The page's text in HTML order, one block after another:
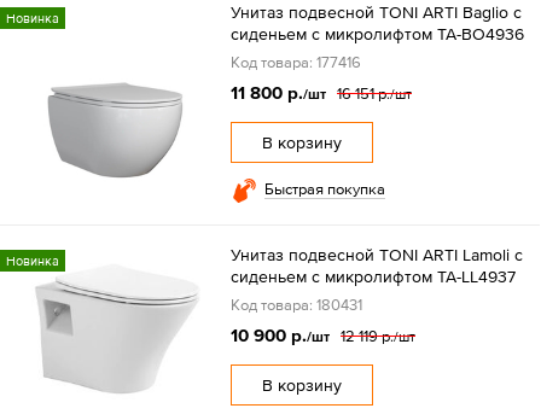
Новинка
Унитаз подвесной TONI ARTI Baglio с
сиденьем с микролифтом TA-BO4936
Код товара: 177416
11 800 р./шт 16 151 р./шт
В корзину
Быстрая покупка
Новинка
Унитаз подвесной TONI ARTI Lamoli с
сиденьем с микролифтом TA-LL4937
Код товара: 180431
10 900 р./шт 12 119 р./шт
В корзину